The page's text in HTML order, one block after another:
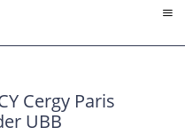
Cergy Paris
UBB